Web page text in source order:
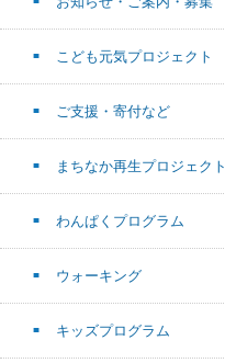
こども元気プロジェクト
ご支援・寄付など
まちなか再生プロジェクト
わんぱくプログラム
ウォーキング
キッズプログラム